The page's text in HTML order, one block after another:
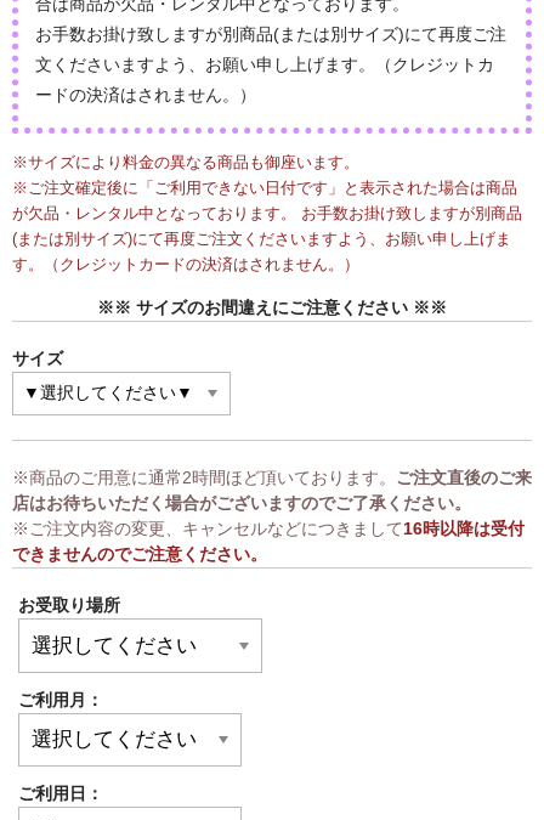
合は商品が欠品・レンタル中となっております。
お手数お掛け致しますが別商品(または別サイズ)にて再度ご注
文くださいますよう、お願い申し上げます。（クレジットカ
ードの決済はされません。）
※サイズにより料金の異なる商品も御座います。
※ご注文確定後に「ご利用できない日付です」と表示された場合は商品
が欠品・レンタル中となっております。 お手数お掛け致しますが別商品
(または別サイズ)にて再度ご注文くださいますよう、お願い申し上げま
す。（クレジットカードの決済はされません。）
※※ サイズのお間違えにご注意ください ※※
サイズ
※商品のご用意に通常2時間ほど頂いております。 ご注文直後のご来
店はお待ちいただく場合がございますのでご了承ください。
※ご注文内容の変更、キャンセルなどにつきまして16時以降は受付
できませんのでご注意ください。
お受取り場所
ご利用月：
ご利用日：